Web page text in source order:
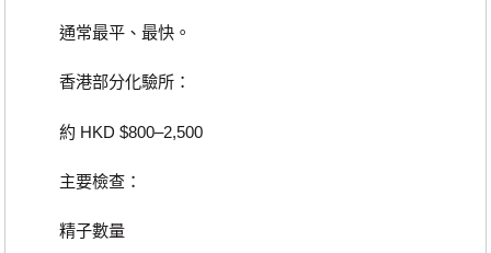
通常最平、最快。
香港部分化驗所：
約 HKD $800–2,500
主要檢查：
精子數量